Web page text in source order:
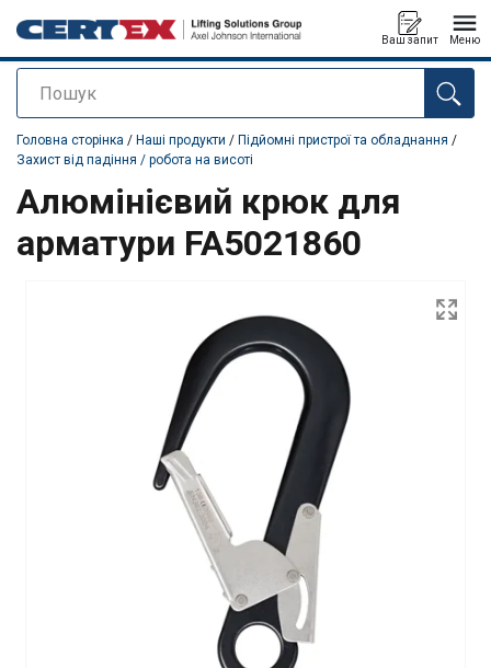
Пошук
Ваш запит Меню
added to your quote
Головна сторінка / Наші продукти / Підйомні пристрої та обладнання /
Захист від падіння / робота на висоті
Алюмінієвий крюк для
арматури FA5021860